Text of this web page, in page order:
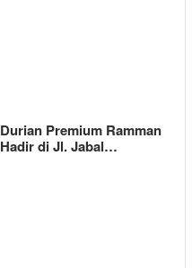
Durian Premium Ramman
Hadir di Jl. Jabal…